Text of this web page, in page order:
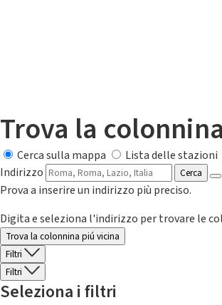
Trova la
Cerca sulla mappa
Lista delle stazioni
Indirizzo
Cerca
Prova a inserire un indirizzo più preciso.
Digita e seleziona l'indirizzo per trovare le
Trova la colonnina piú vicina
Filtri
Filtri
Seleziona i filtri